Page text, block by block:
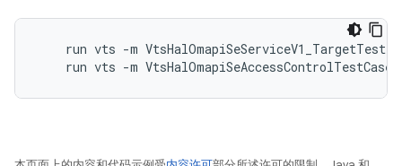
    run vts -m VtsHalOmapiSeServiceV1_TargetTest
    run vts -m VtsHalOmapiSeAccessControlTestCases